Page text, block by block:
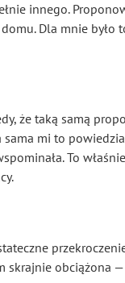
innego.
Dla mnie było
że taką samą
sama mi to
To
skrajnie obciążona —